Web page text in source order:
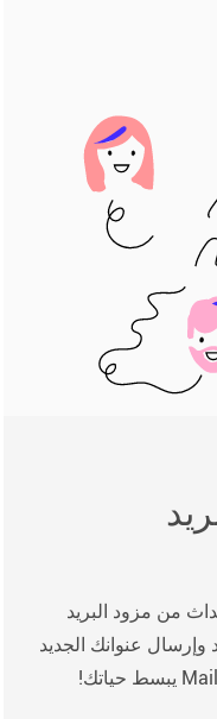
من مزود البريد
وإرسال عنوانك الجديد